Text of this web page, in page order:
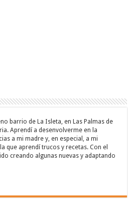
barrio de La Isleta, en Las Palmas de
Aprendí a desenvolverme en la
a mi madre y, en especial, a mi
que aprendí trucos y recetas. Con el
creando algunas nuevas y adaptando